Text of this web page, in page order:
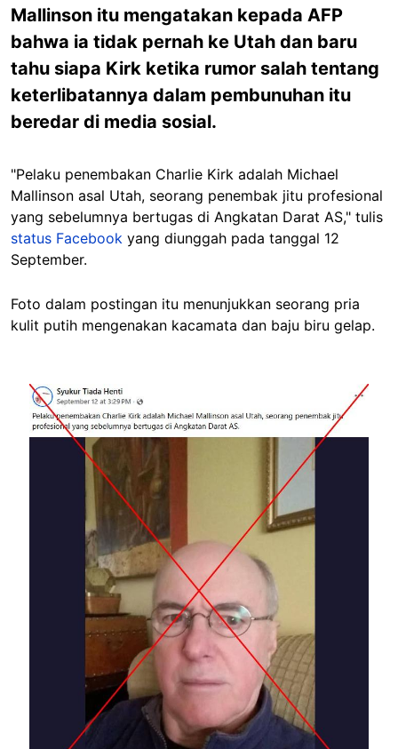
Mallinson itu mengatakan kepada AFP
bahwa ia tidak pernah ke Utah dan baru
tahu siapa Kirk ketika rumor salah tentang
keterlibatannya dalam pembunuhan itu
beredar di media sosial.
"Pelaku penembakan Charlie Kirk adalah Michael
Mallinson asal Utah, seorang penembak jitu profesional
yang sebelumnya bertugas di Angkatan Darat AS," tulis
status Facebook yang diunggah pada tanggal 12
September.
Foto dalam postingan itu menunjukkan seorang pria
kulit putih mengenakan kacamata dan baju biru gelap.
Image